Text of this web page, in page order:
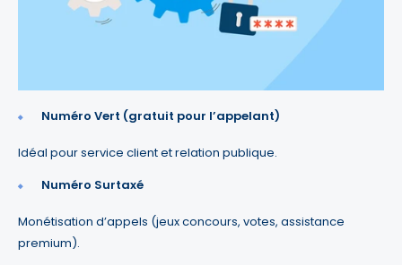
Numéro Vert (gratuit pour l’appelant)
Idéal pour service client et relation publique.
Numéro Surtaxé
Monétisation d’appels (jeux concours, votes, assistance
premium).